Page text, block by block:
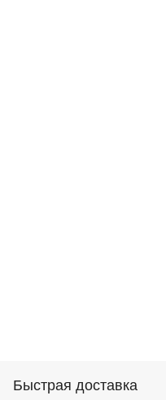
Быстрая доставка